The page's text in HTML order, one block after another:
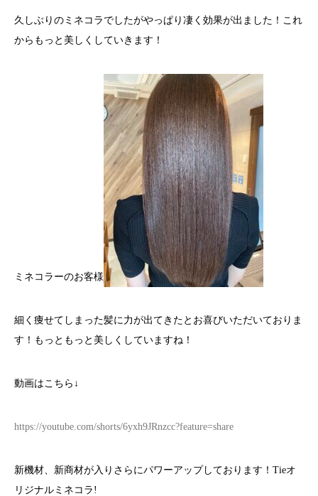
久しぶりのミネコラでしたがやっぱり凄く効果が出ました！これ
からもっと美しくしていきます！
ミネコラーのお客様
細く痩せてしまった髪に力が出てきたとお喜びいただいておりま
す！もっともっと美しくしていますね！
動画はこちら↓
https://youtube.com/shorts/6yxh9JRnzcc?feature=share
新機材、新商材が入りさらにパワーアップしております！Tieオ
リジナルミネコラ!